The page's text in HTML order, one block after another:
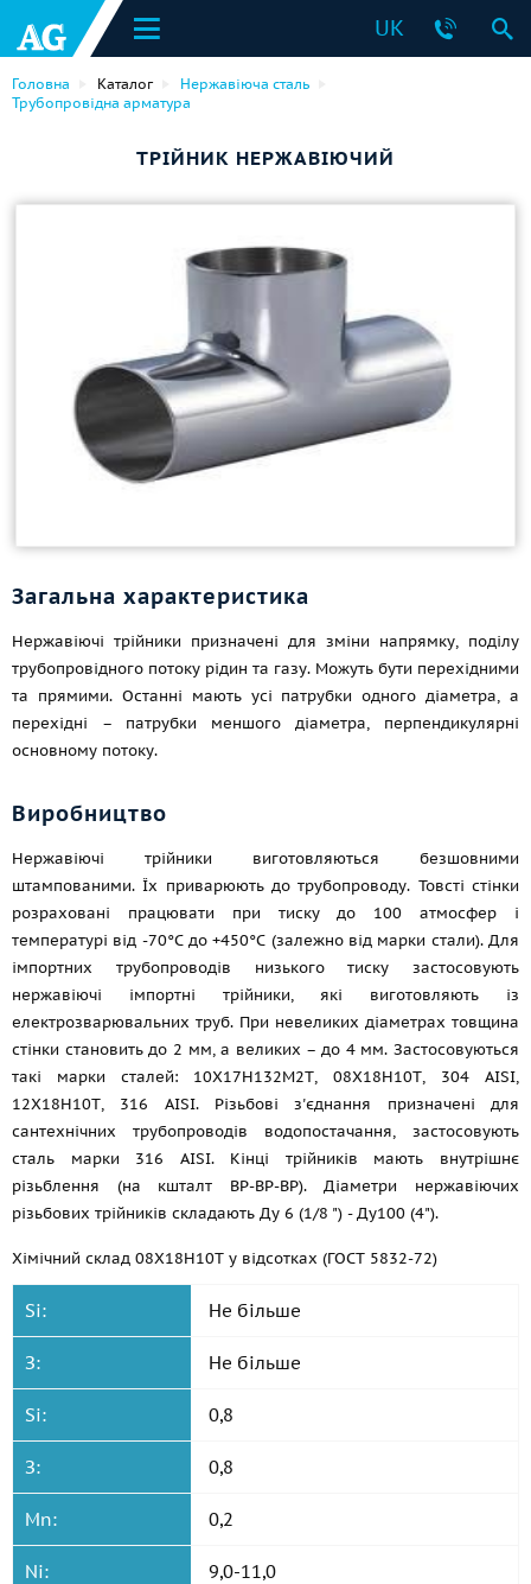
UK
Головна Каталог
Нержавіюча сталь
Трубопровідна арматура
ТРІЙНИК НЕРЖАВІЮЧИЙ
Загальна характеристика
Нержавіючі трійники призначені для зміни напрямку, поділу
трубопровідного потоку рідин та газу. Можуть бути перехідними
та прямими. Останні мають усі патрубки одного діаметра, а
перехідні – патрубки меншого діаметра, перпендикулярні
основному потоку.
Виробництво
Нержавіючі трійники виготовляються безшовними
штампованими. Їх приварюють до трубопроводу. Товсті стінки
розраховані працювати при тиску до 100 атмосфер і
температурі від -70°С до +450°С (залежно від марки стали). Для
імпортних трубопроводів низького тиску застосовують
нержавіючі імпортні трійники, які виготовляють із
електрозварювальних труб. При невеликих діаметрах товщина
стінки становить до 2 мм, а великих – до 4 мм. Застосовуються
такі марки сталей: 10Х17Н132М2Т, 08Х18Н10Т, 304 AISI,
12Х18Н10Т, 316 AISI. Різьбові з'єднання призначені для
сантехнічних трубопроводів водопостачання, застосовують
сталь марки 316 AISI. Кінці трійників мають внутрішнє
різьблення (на кшталт ВР-ВР-ВР). Діаметри нержавіючих
різьбових трійників складають Ду 6 (1/8 ") - Ду100 (4").
Хімічний склад 08Х18Н10Т у відсотках (ГОСТ 5832-72)
Si: Не більше
З: Не більше
Si: 0,8
З: 0,8
Mn: 0,2
Ni: 9,0-11,0